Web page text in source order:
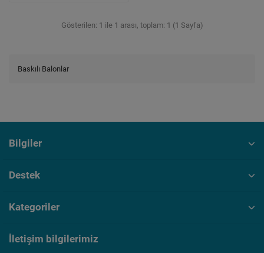
Gösterilen: 1 ile 1 arası, toplam: 1 (1 Sayfa)
Baskılı Balonlar
Bilgiler
Destek
Kategoriler
İletişim bilgilerimiz